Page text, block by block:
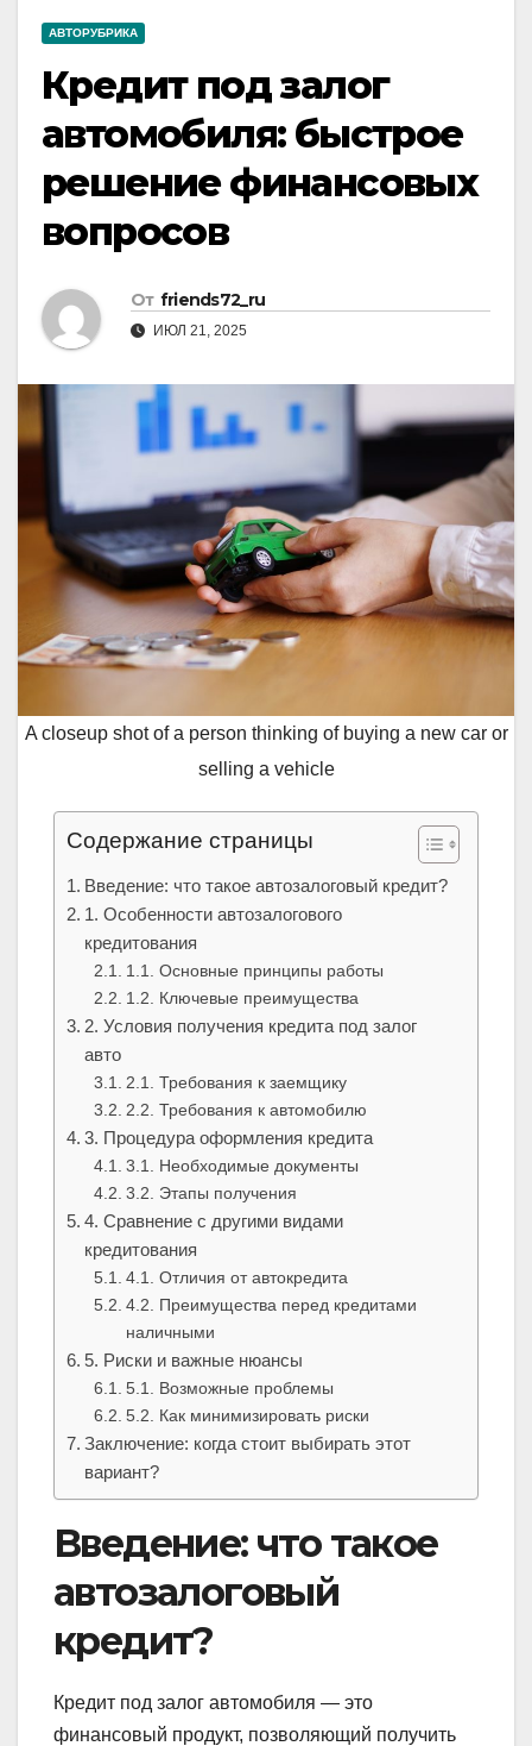
АВТОРУБРИКА
Кредит под залог
автомобиля: быстрое
решение финансовых
вопросов
От friends72_ru
ИЮЛ 21, 2025
A closeup shot of a person thinking of buying a new car or
selling a vehicle
Содержание страницы
Введение: что такое автозалоговый кредит?
1. Особенности автозалогового
кредитования
1.1. Основные принципы работы
1.2. Ключевые преимущества
2. Условия получения кредита под залог
авто
2.1. Требования к заемщику
2.2. Требования к автомобилю
3. Процедура оформления кредита
3.1. Необходимые документы
3.2. Этапы получения
4. Сравнение с другими видами
кредитования
4.1. Отличия от автокредита
4.2. Преимущества перед кредитами
наличными
5. Риски и важные нюансы
5.1. Возможные проблемы
5.2. Как минимизировать риски
Заключение: когда стоит выбирать этот
вариант?
Введение: что такое
автозалоговый
кредит?
Кредит под залог автомобиля — это
финансовый продукт, позволяющий получить